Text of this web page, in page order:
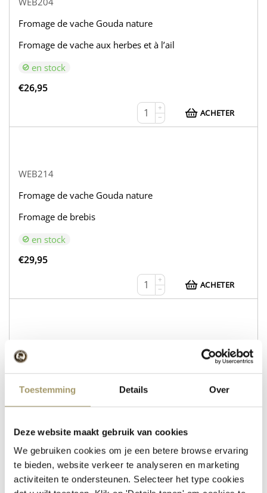
Toestemming Details Over
Deze website maakt gebruik van cookies
We gebruiken cookies om je een betere browse ervaring
te bieden, website verkeer te analyseren en marketing
activiteiten te ondersteunen. Selecteer het type cookies
Fromage de vache Gouda nature
Fromage de vache aux herbes et à l’ail
en stock
€26,95
+
−
ACHETER
WEB214
Fromage de vache Gouda nature
Fromage de brebis
en stock
€29,95
+
−
ACHETER
Fromage de vache Gouda nature
Fromage de brebis au romarin et au thym
€30,95
+
−
ACHETER